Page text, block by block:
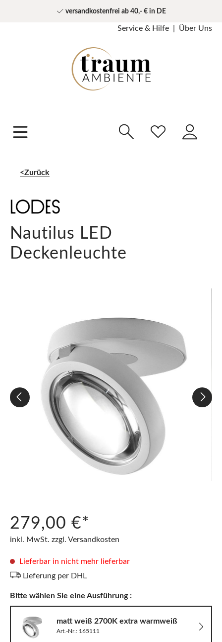
versandkostenfrei ab 40,- € in DE
Service & Hilfe Über Uns
Zurück
Nautilus LED
Deckenleuchte
279,00 €*
inkl. MwSt. zzgl. Versandkosten
Lieferbar in nicht mehr lieferbar
Lieferung per DHL
Bitte wählen Sie eine Ausführung :
matt weiß 2700K extra warmweiß
Art.-Nr.: 165111